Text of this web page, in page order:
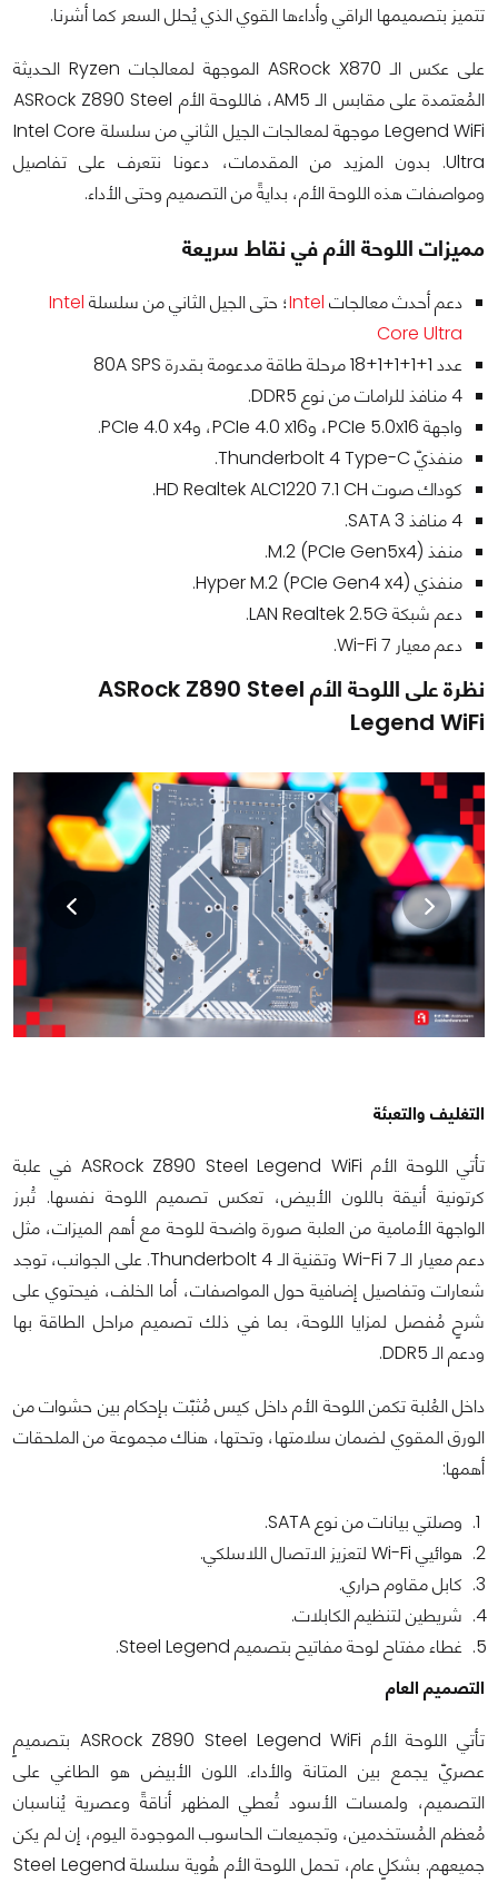
تتميز بتصميمها الراقي وأداءها القوي الذي يُحلل السعر كما أشرنا.
على عكس الـ ASRock X870 الموجهة لمعالجات Ryzen الحديثة
المُعتمدة على مقابس الـ AM5، فاللوحة الأم ASRock Z890 Steel
Legend WiFi موجهة لمعالجات الجيل الثاني من سلسلة Intel Core
Ultra. بدون المزيد من المقدمات، دعونا نتعرف على تفاصيل
ومواصفات هذه اللوحة الأم، بدايةً من التصميم وحتى الأداء.
مميزات اللوحة الأم في نقاط سريعة
دعم أحدث معالجات Intel؛ حتى الجيل الثاني من سلسلة Intel
Core Ultra
عدد 1+1+1+1+18 مرحلة طاقة مدعومة بقدرة 80A SPS
4 منافذ للرامات من نوع DDR5.
واجهة PCIe 5.0x16، وPCIe 4.0 x16، وPCIe 4.0 x4.
منفذيّ Thunderbolt 4 Type-C.
كوداك صوت HD Realtek ALC1220 7.1 CH.
4 منافذ SATA 3.
منفذ M.2 (PCIe Gen5x4).
منفذي Hyper M.2 (PCIe Gen4 x4).
دعم شبكة LAN Realtek 2.5G.
دعم معيار Wi-Fi 7.
نظرة على اللوحة الأم ASRock Z890 Steel
Legend WiFi
التغليف والتعبئة
تأتي اللوحة الأم ASRock Z890 Steel Legend WiFi في علبة
كرتونية أنيقة باللون الأبيض، تعكس تصميم اللوحة نفسها. تُبرز
الواجهة الأمامية من العلبة صورة واضحة للوحة مع أهم الميزات، مثل
دعم معيار الـ Wi-Fi 7 وتقنية الـ Thunderbolt 4. على الجوانب، توجد
شعارات وتفاصيل إضافية حول المواصفات، أما الخلف، فيحتوي على
شرحٍ مُفصل لمزايا اللوحة، بما في ذلك تصميم مراحل الطاقة بها
ودعم الـ DDR5.
داخل العُلبة تكمن اللوحة الأم داخل كيس مُثبّت بإحكام بين حشوات من
الورق المقوي لضمان سلامتها، وتحتها، هناك مجموعة من الملحقات
أهمها:
وصلتي بيانات من نوع SATA.
هوائيي Wi-Fi لتعزيز الاتصال اللاسلكي.
كابل مقاوم حراري.
شريطين لتنظيم الكابلات.
غطاء مفتاح لوحة مفاتيح بتصميم Steel Legend.
التصميم العام
تأتي اللوحة الأم ASRock Z890 Steel Legend WiFi بتصميمٍ
عصريّ يجمع بين المتانة والأداء. اللون الأبيض هو الطاغي على
التصميم، ولمسات الأسود تُعطي المظهر أناقةً وعصرية يُناسبان
مُعظم المُستخدمين، وتجميعات الحاسوب الموجودة اليوم، إن لم يكن
جميعهم. بشكلٍ عام، تحمل اللوحة الأم هُوية سلسلة Steel Legend